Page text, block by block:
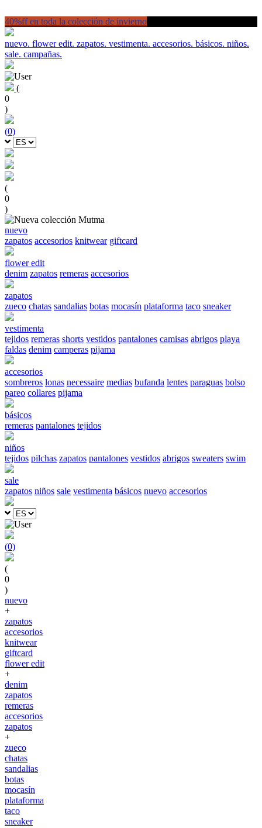
40%ff en toda la colección de invierno
nuevo. flower edit. zapatos. vestimenta. accesorios. básicos. niños.
sale. campañas.
(
0
)
(0)
(
0
)
nuevo
zapatos accesorios knitwear giftcard
flower edit
denim zapatos remeras accesorios
zapatos
zueco chatas sandalias botas mocasín plataforma taco sneaker
vestimenta
tejidos remeras shorts vestidos pantalones camisas abrigos playa
faldas denim camperas pijama
accesorios
sombreros lonas necessaire medias bufanda lentes paraguas bolso
pareo collares pijama
básicos
remeras pantalones tejidos
niños
tejidos pilchas zapatos pantalones vestidos abrigos sweaters swim
sale
zapatos niños sale vestimenta básicos nuevo accesorios
(0)
(
0
)
nuevo
+
zapatos
accesorios
knitwear
giftcard
flower edit
+
denim
zapatos
remeras
accesorios
zapatos
+
zueco
chatas
sandalias
botas
mocasín
plataforma
taco
sneaker